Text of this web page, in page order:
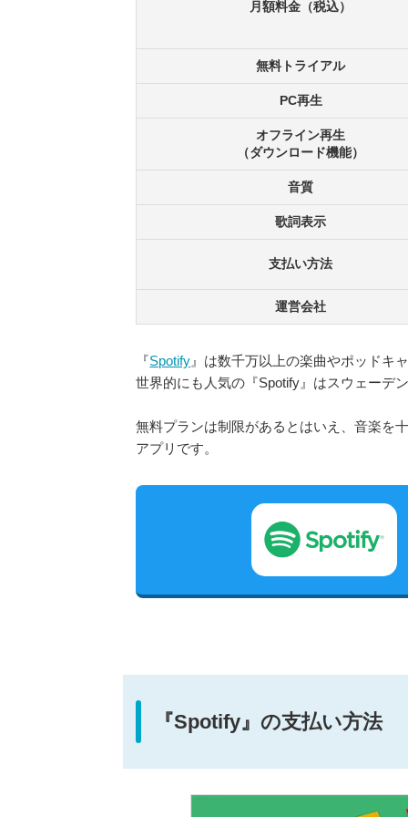
月額料金（税込）
無料トライアル
PC再生
オフライン再生
（ダウンロード機能）
音質
歌詞表示
支払い方法
運営会社
『Spotify 』は数千万以上の楽曲やポッドキ
世界的にも人気の『Spotify』はスウェーデ
無料プランは制限があるとはいえ、音楽を
アプリです。
『Spotify』の支払い方法